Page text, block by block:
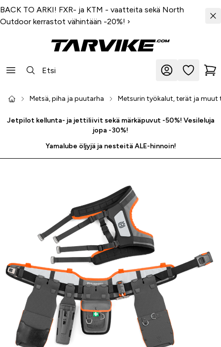
BACK TO ARKI! FXR- ja KTM - vaatteita sekä North
Outdoor kerrastot vähintään -20%! ›
Metsä, piha ja puutarha Metsurin työkalut, terät ja muut
Jetpilot kellunta- ja jettiliivit sekä märkäpuvut -50%! Vesileluja
jopa -30%!
Yamalube öljyjä ja nesteitä ALE-hinnoin!